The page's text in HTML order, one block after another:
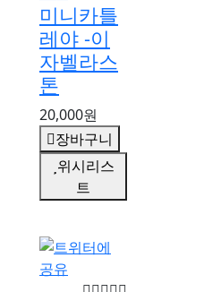
미니카틀
레야 -이
자벨라스
톤
20,000원
장바구니
위시리스
트